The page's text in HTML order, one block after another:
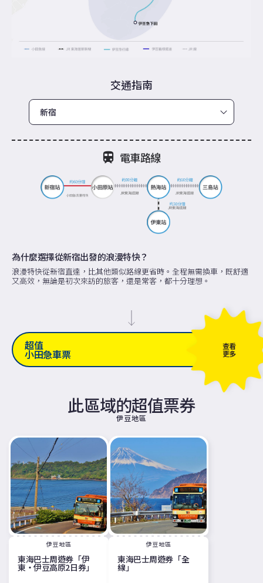
交通指南
電車路線
為什麼選擇從新宿出發的浪漫特快？
浪漫特快從新宿直達，比其他類似路線更省時。全程無需換車，既舒適
又高效，無論是初次來訪的旅客，還是常客，都十分理想。
超值
小田急車票
查看
更多
此區域的超值票券
伊豆地區
伊豆地區
東海巴士周遊券「伊
東・伊豆高原2日券」
伊豆地區
東海巴士周遊券「全
線」